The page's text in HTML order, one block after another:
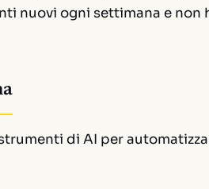
nuovi ogni settimana e non
di AI per